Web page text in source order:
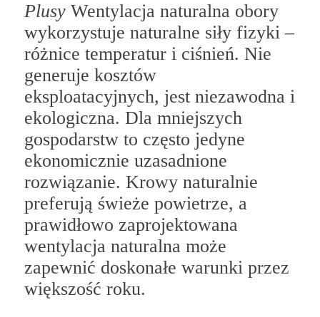
PlusyWentylacja naturalna obory
wykorzystuje naturalne siły fizyki –
różnice temperatur i ciśnień. Nie
generuje kosztów
eksploatacyjnych, jest niezawodna i
ekologiczna. Dla mniejszych
gospodarstw to często jedyne
ekonomicznie uzasadnione
rozwiązanie. Krowy naturalnie
preferują świeże powietrze, a
prawidłowo zaprojektowana
wentylacja naturalna może
zapewnić doskonałe warunki przez
większość roku.